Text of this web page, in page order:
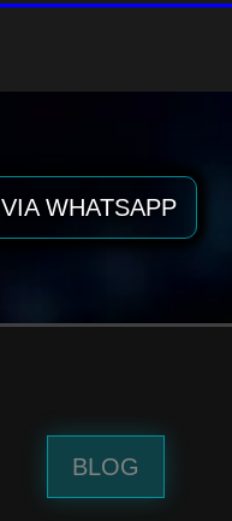
VIA WHATSAPP
BLOG